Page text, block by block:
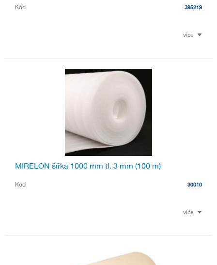
Kód 395219
více
MIRELON šířka 1000 mm tl. 3 mm (100 m)
Kód 30010
více